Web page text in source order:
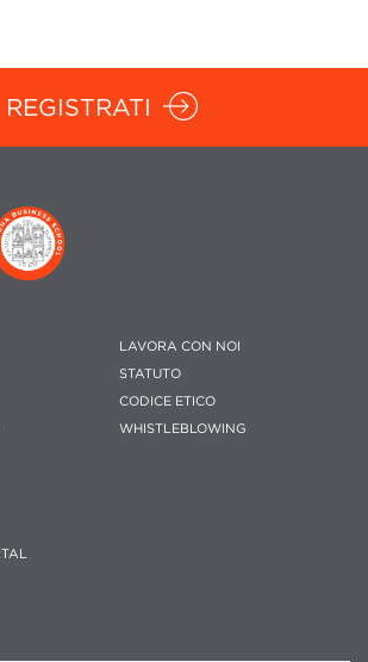
REGISTRATI
LAVORA CON NOI
STATUTO
CODICE ETICO
WHISTLEBLOWING